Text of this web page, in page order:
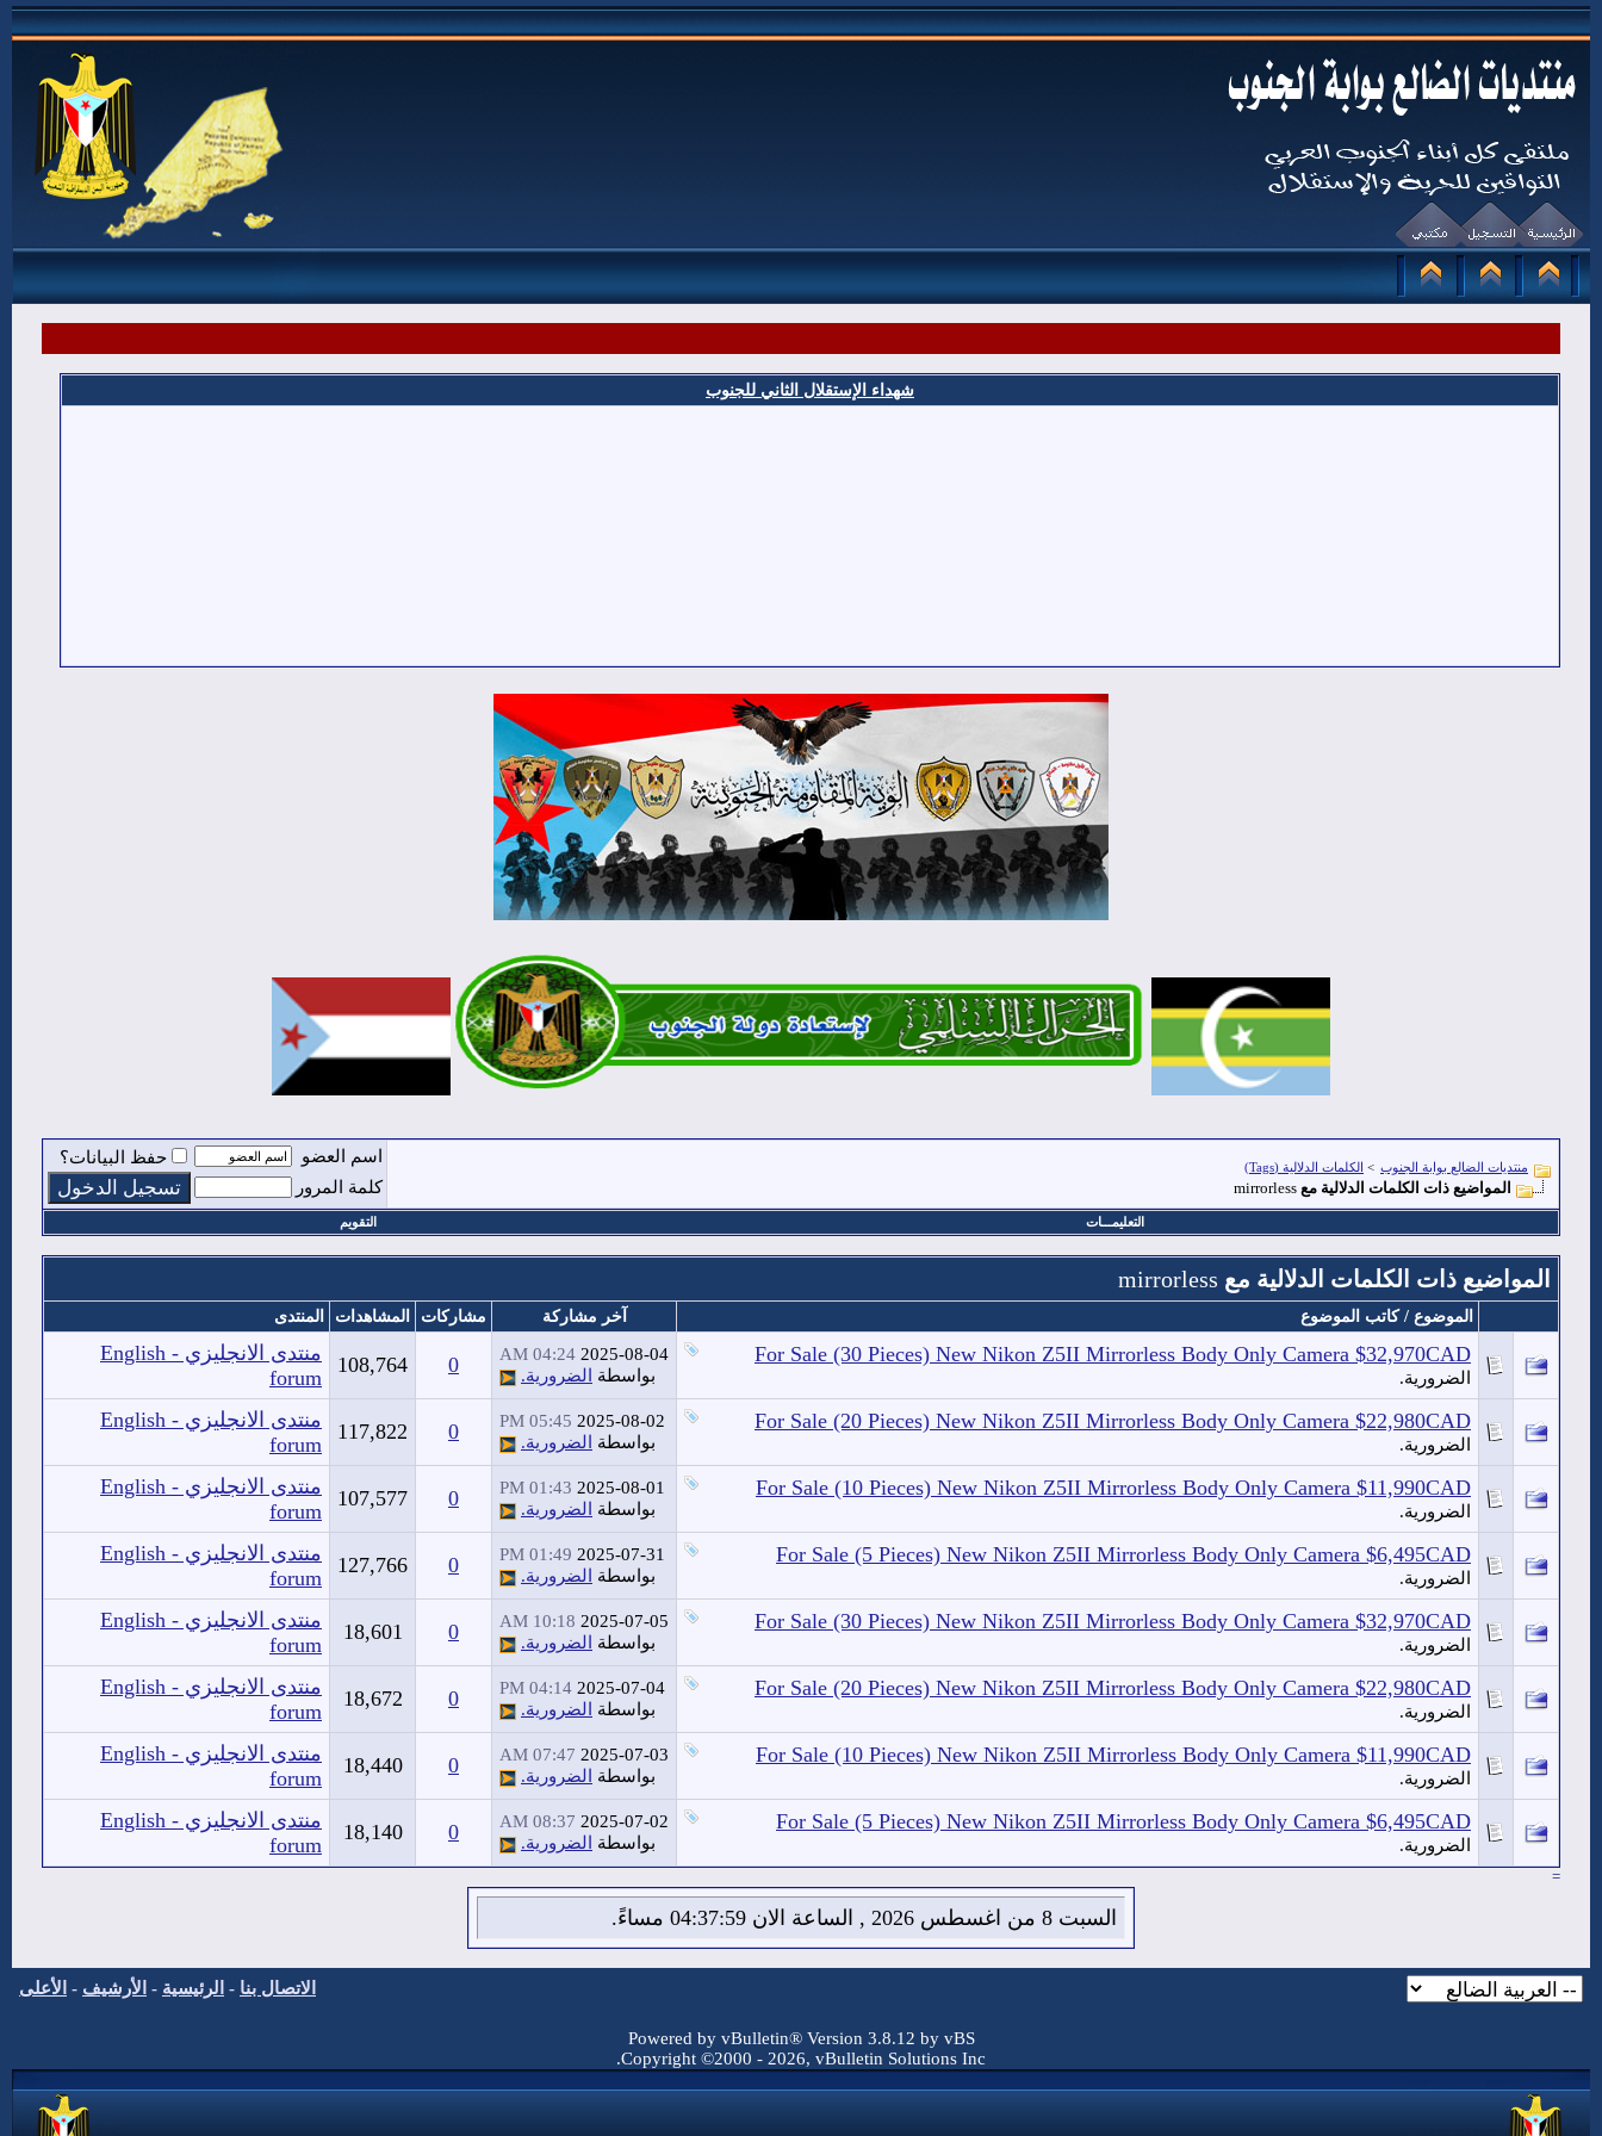
شهداء الإستقلال الثاني للجنوب
منتديات الضالع بوابة الجنوب > الكلمات الدلالية (Tags)
المواضيع ذات الكلمات الدلالية مع mirrorless
اسم العضو
حفظ البيانات؟
كلمة المرور
التعليمـــات التقويم
المواضيع ذات الكلمات الدلالية مع mirrorless
الموضوع / كاتب الموضوع آخر مشاركة مشاركات المشاهدات المنتدى
For Sale (30 Pieces) New Nikon Z5II Mirrorless Body Only Camera $32,970CAD
الضرورية.
2025-08-04
04:24 AM
بواسطة
الضرورية. 0
108,764
منتدى الانجليزي - English
forum
For Sale (20 Pieces) New Nikon Z5II Mirrorless Body Only Camera $22,980CAD
الضرورية.
2025-08-02
05:45 PM
بواسطة
الضرورية. 0
117,822
منتدى الانجليزي - English
forum
For Sale (10 Pieces) New Nikon Z5II Mirrorless Body Only Camera $11,990CAD
الضرورية.
2025-08-01
01:43 PM
بواسطة
الضرورية. 0
107,577
منتدى الانجليزي - English
forum
For Sale (5 Pieces) New Nikon Z5II Mirrorless Body Only Camera $6,495CAD
الضرورية.
2025-07-31
01:49 PM
بواسطة
الضرورية. 0
127,766
منتدى الانجليزي - English
forum
For Sale (30 Pieces) New Nikon Z5II Mirrorless Body Only Camera $32,970CAD
الضرورية.
2025-07-05
10:18 AM
بواسطة
الضرورية. 0
18,601
منتدى الانجليزي - English
forum
For Sale (20 Pieces) New Nikon Z5II Mirrorless Body Only Camera $22,980CAD
الضرورية.
2025-07-04
04:14 PM
بواسطة
الضرورية. 0
18,672
منتدى الانجليزي - English
forum
For Sale (10 Pieces) New Nikon Z5II Mirrorless Body Only Camera $11,990CAD
الضرورية.
2025-07-03
07:47 AM
بواسطة
الضرورية. 0
18,440
منتدى الانجليزي - English
forum
For Sale (5 Pieces) New Nikon Z5II Mirrorless Body Only Camera $6,495CAD
الضرورية.
2025-07-02
08:37 AM
بواسطة
الضرورية. 0
18,140
منتدى الانجليزي - English
forum
=
السبت 8 من اغسطس 2026 , الساعة الان 04:38:00 مساءً.
الاتصال بنا - الرئيسية - الأرشيف - الأعلى
Powered by vBulletin® Version 3.8.12 by vBS
Copyright ©2000 - 2026, vBulletin Solutions Inc.